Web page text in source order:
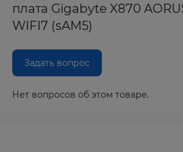
плата Gigabyte X870
WIFI7 (sAM5)
Задать вопрос
Нет вопросов об этом товаре.